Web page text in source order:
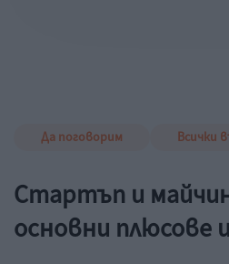
Да поговорим Всички
Стартъп и
основни плюсове